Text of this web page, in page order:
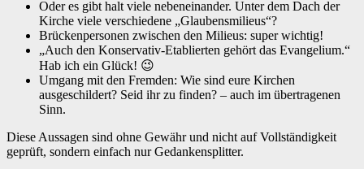
Oder es gibt halt viele nebeneinander. Unter dem Dach der
Kirche viele verschiedene „Glaubensmilieus“?
Brückenpersonen zwischen den Milieus: super wichtig!
„Auch den Konservativ-Etablierten gehört das Evangelium.“
Hab ich ein Glück! 😉
Umgang mit den Fremden: Wie sind eure Kirchen
ausgeschildert? Seid ihr zu finden? – auch im übertragenen
Sinn.
Diese Aussagen sind ohne Gewähr und nicht auf Vollständigkeit
geprüft, sondern einfach nur Gedankensplitter.